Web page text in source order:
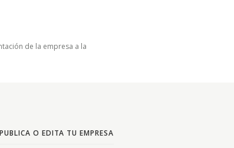
de la empresa a la
PUBLICA O EDITA TU EMPRESA